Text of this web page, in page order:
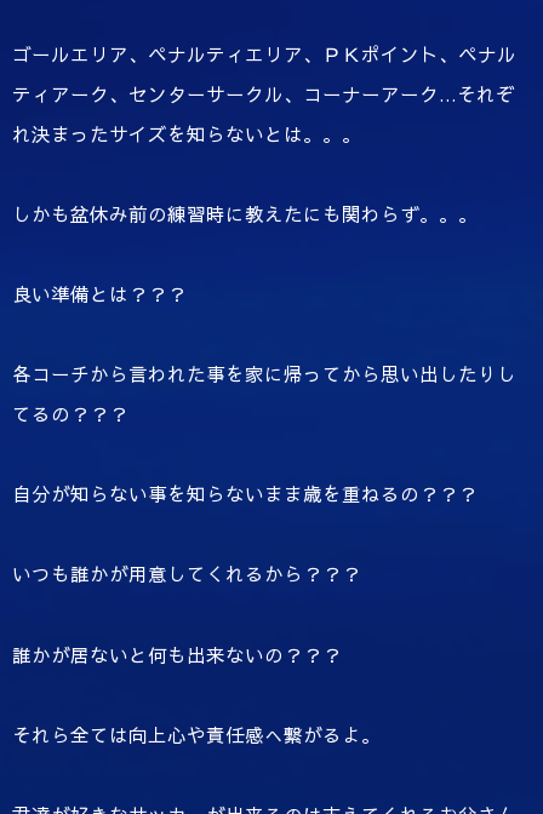
ゴールエリア、ペナルティエリア、ＰＫポイント、ペナル
ティアーク、センターサークル、コーナーアーク…それぞ
れ決まったサイズを知らないとは。。。
しかも盆休み前の練習時に教えたにも関わらず。。。
良い準備とは？？？
各コーチから言われた事を家に帰ってから思い出したりし
てるの？？？
自分が知らない事を知らないまま歳を重ねるの？？？
いつも誰かが用意してくれるから？？？
誰かが居ないと何も出来ないの？？？
それら全ては向上心や責任感へ繋がるよ。